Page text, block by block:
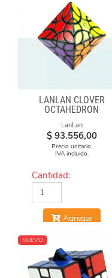
LANLAN CLOVER
OCTAHEDRON
LanLan
$ 93.556,00
Precio unitario.
IVA incluido.
Cantidad:
Agregar
NUEVO